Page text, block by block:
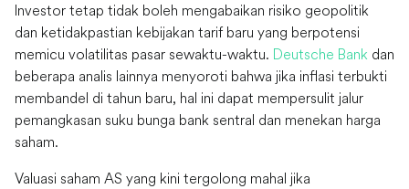
Investor tetap tidak boleh mengabaikan risiko geopolitik
dan ketidakpastian kebijakan tarif baru yang berpotensi
memicu volatilitas pasar sewaktu-waktu. Deutsche Bank dan
beberapa analis lainnya menyoroti bahwa jika inflasi terbukti
membandel di tahun baru, hal ini dapat mempersulit jalur
pemangkasan suku bunga bank sentral dan menekan harga
saham.
Valuasi saham AS yang kini tergolong mahal jika